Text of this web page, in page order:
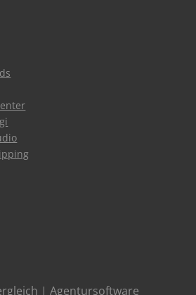
|Agentursoftware